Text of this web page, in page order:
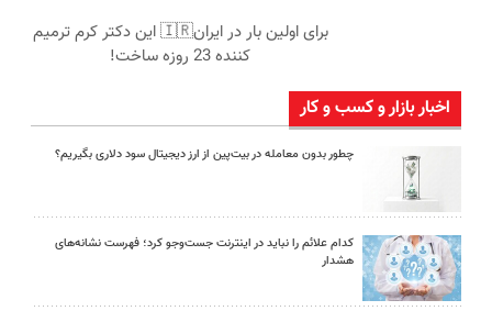
برای اولین بار در ایران🇮🇷 این دکتر کرم ترمیم
کننده 23 روزه ساخت!
اخبار بازار و کسب و کار
چطور بدون معامله در بیت‌پین از ارز دیجیتال سود دلاری بگیریم؟
کدام علائم را نباید در اینترنت جست‌وجو کرد؛ فهرست نشانه‌های
هشدار